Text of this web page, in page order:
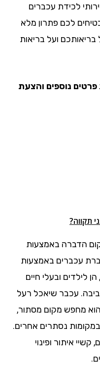
לכידת עכברים
לכם פתרון מלא
ועל בריאות
נוספים והצעת
תקווה?
הדברה באמצעות
עכברים באמצעות
לילדים ובעלי חיים
עכבר שיאכל רעל
מחפש מקום מסתור,
נסתרים אחרים.
איתור ופינוי